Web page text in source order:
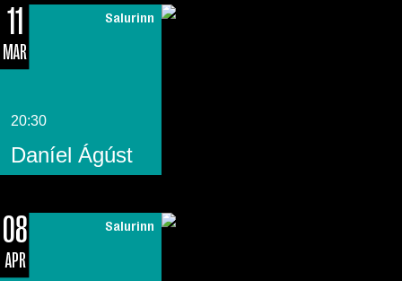
11
MAR
Salurinn
20:30
Daníel Ágúst
08
APR
Salurinn